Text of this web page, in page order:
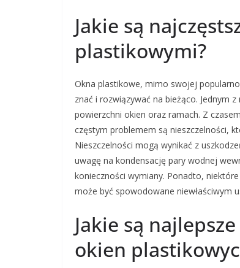
Jakie są
plastikowymi?
Okna plastikowe, mimo swojej
znać i rozwiązywać na bieżąco. Jednym
powierzchni okien oraz ramach. Z
częstym problemem są nieszczelności,
Nieszczelności mogą wynikać z
uwagę na kondensację pary wodnej
konieczności wymiany. Ponadto,
może być spowodowane niewłaściwym
Jakie są
okien